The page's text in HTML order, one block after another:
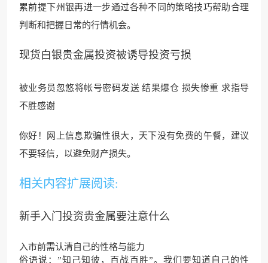
累前提下州银再进一步通过各种不同的策略技巧帮助合理
判断和把握日常的行情机会。
现货白银贵金属投资被诱导投资亏损
被业务员忽悠将帐号密码发送 结果爆仓 损失惨重 求指导
不胜感谢
你好！网上信息欺骗性很大，天下没有免费的午餐，建议
不要轻信，以避免财产损失。
相关内容扩展阅读:
新手入门投资贵金属要注意什么
入市前需认清自己的性格与能力
俗语说：”知己知彼，百战百胜”。我们要知道自己的性